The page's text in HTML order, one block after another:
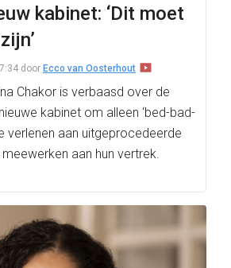
kabinet: ‘Dit moet
door Ecco van Oosterhout
Chakor is verbaasd over de
kabinet om alleen ‘bed-bad-
verlenen aan uitgeprocedeerde
aan hun vertrek.